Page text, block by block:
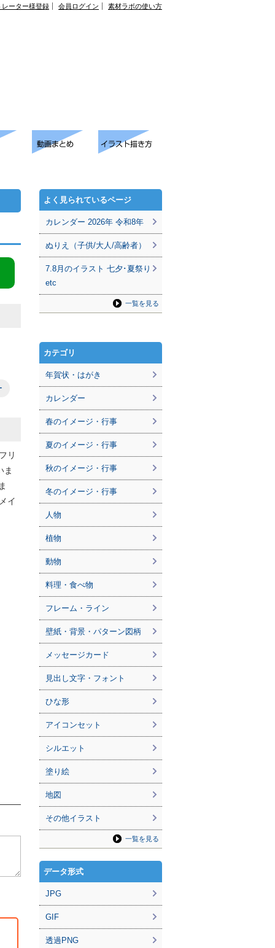
レーター様登録 会員ログイン 素材ラボの使い方
リ
ま
イ
よく見られているページ
カレンダー 2026年 令和8年
ぬりえ（子供/大人/高齢者）
7.8月のイラスト 七夕･夏祭り
etc
一覧を見る
カテゴリ
年賀状・はがき
カレンダー
春のイメージ・行事
夏のイメージ・行事
秋のイメージ・行事
冬のイメージ・行事
人物
植物
動物
料理・食べ物
フレーム・ライン
壁紙・背景・パターン図柄
メッセージカード
見出し文字・フォント
ひな形
アイコンセット
シルエット
塗り絵
地図
その他イラスト
一覧を見る
データ形式
JPG
GIF
透過PNG